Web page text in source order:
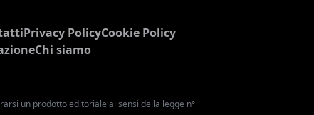
Privacy PolicyCookie Policy
Chi siamo
un prodotto editoriale ai sensi della legge n°